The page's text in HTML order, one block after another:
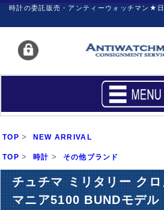
時計の委託販売・アンティーウォッチマン★
買いたい
サポート マイ
新着リスト 価格
TOP > NEW ARRIVAL
TOP > 時計 > その他ブランド
チュチマ ミリタリー ク
マニア5100 BUNDモデ